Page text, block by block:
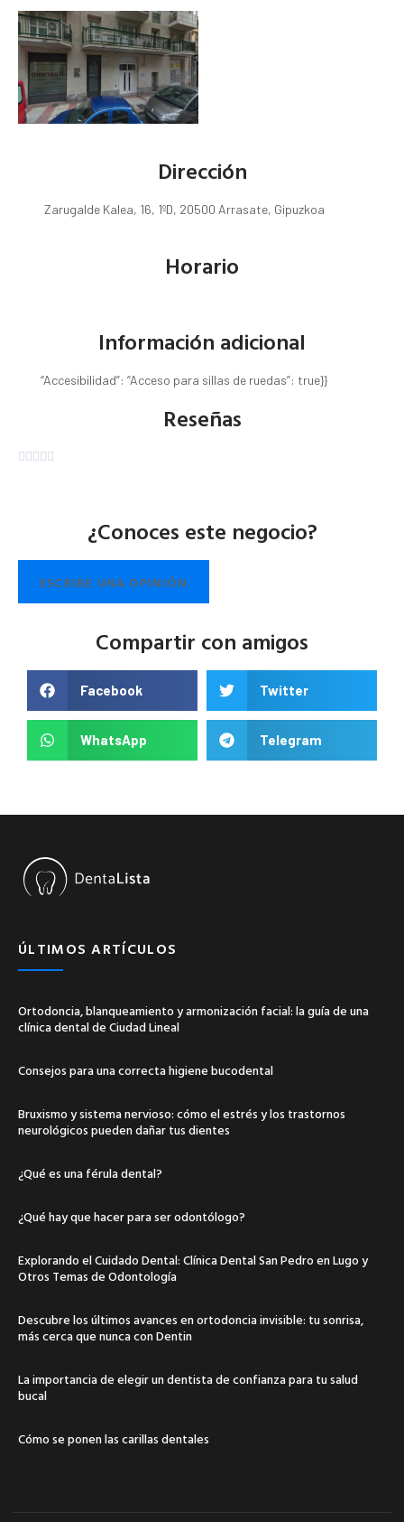
Dirección
Zarugalde Kalea, 16, 1ºD, 20500 Arrasate, Gipuzkoa
Horario
Información adicional
“Accesibilidad”: “Acceso para sillas de ruedas”: true}}
Reseñas
    
¿Conoces este negocio?
ESCRIBE UNA OPINIÓN
Compartir con amigos
Facebook Twitter
WhatsApp Telegram
ÚLTIMOS ARTÍCULOS
Ortodoncia, blanqueamiento y armonización facial: la guía de una
clínica dental de Ciudad Lineal
Consejos para una correcta higiene bucodental
Bruxismo y sistema nervioso: cómo el estrés y los trastornos
neurológicos pueden dañar tus dientes
¿Qué es una férula dental?
¿Qué hay que hacer para ser odontólogo?
Explorando el Cuidado Dental: Clínica Dental San Pedro en Lugo y
Otros Temas de Odontología
Descubre los últimos avances en ortodoncia invisible: tu sonrisa,
más cerca que nunca con Dentin
La importancia de elegir un dentista de confianza para tu salud
bucal
Cómo se ponen las carillas dentales